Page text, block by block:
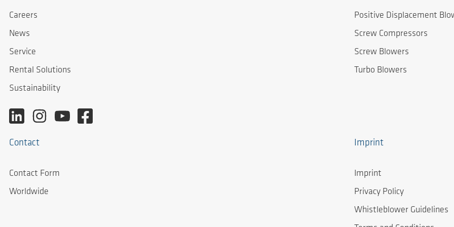
Careers
News
Service
Rental Solutions
Sustainability
Positive Displacement
Screw Compressors
Screw Blowers
Turbo Blowers
Contact
Contact Form
Worldwide
Imprint
Imprint
Privacy Policy
Whistleblower Guidelines